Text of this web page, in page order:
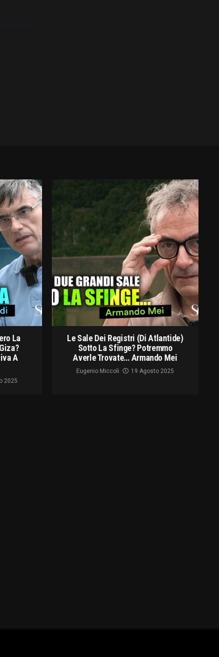
La
A
2025
Le Sale Dei Registri (di Atlantide)
Sotto La Sfinge? Potremmo
Averle Trovate… Armando Mei
Eugenio Miccoli 19 Agosto 2025